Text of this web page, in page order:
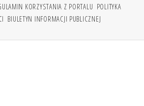
KORZYSTANIA Z PORTALU POLITYKA
BIULETYN INFORMACJI PUBLICZNEJ